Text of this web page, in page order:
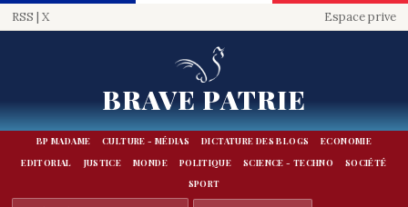
RSS | X Espace prive
BRAVE PATRIE
BP MADAME CULTURE - MÉDIAS DICTATURE DES BLOGS
ECONOMIE
EDITORIAL
JUSTICE MONDE POLITIQUE SCIENCE - TECHNO
SOCIÉTÉ
SPORT